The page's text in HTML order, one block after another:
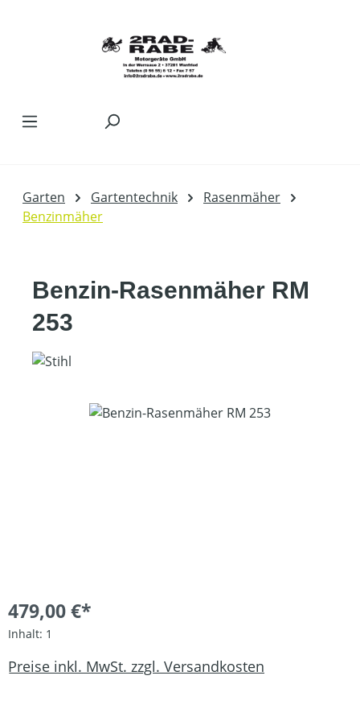
Garten Gartentechnik
Rasenmäher
Benzinmäher
Benzin-Rasenmäher RM
253
Bildergalerie überspringen
479,00 €*
Inhalt: 1
Preise inkl. MwSt. zzgl. Versandkosten